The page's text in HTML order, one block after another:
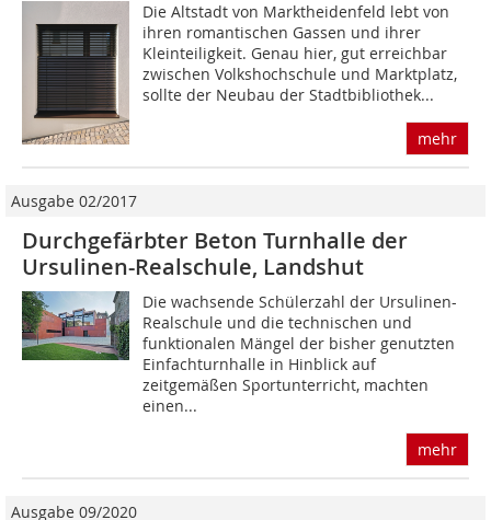
Die Altstadt von Marktheidenfeld lebt von
ihren romantischen Gassen und ihrer
Kleinteiligkeit. Genau hier, gut erreichbar
zwischen Volkshochschule und Marktplatz,
sollte der Neubau der Stadtbibliothek...
mehr
Ausgabe 02/2017
Durchgefärbter Beton Turnhalle der
Ursulinen-Realschule, Landshut
Die wachsende Schülerzahl der Ursulinen-
Realschule und die technischen und
funktionalen Mängel der bisher genutzten
Einfachturnhalle in Hinblick auf
zeitgemäßen Sportunterricht, machten
einen...
mehr
Ausgabe 09/2020